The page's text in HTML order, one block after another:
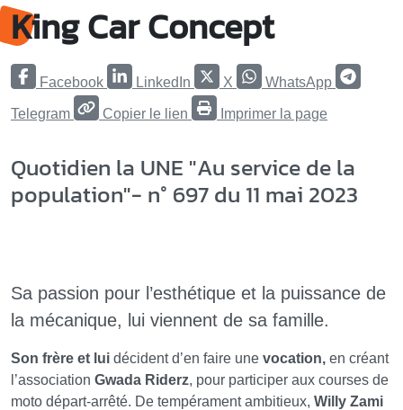
King Car Concept
Facebook LinkedIn X WhatsApp
Telegram Copier le lien Imprimer la page
Quotidien la UNE "Au service de la
population"- n° 697 du 11 mai 2023
Sa passion pour l’esthétique et la puissance de
la mécanique, lui viennent de sa famille.
Son frère et lui décident d’en faire une vocation, en créant
l’association Gwada Riderz, pour participer aux courses de
moto départ-arrêté. De tempérament ambitieux, Willy Zami